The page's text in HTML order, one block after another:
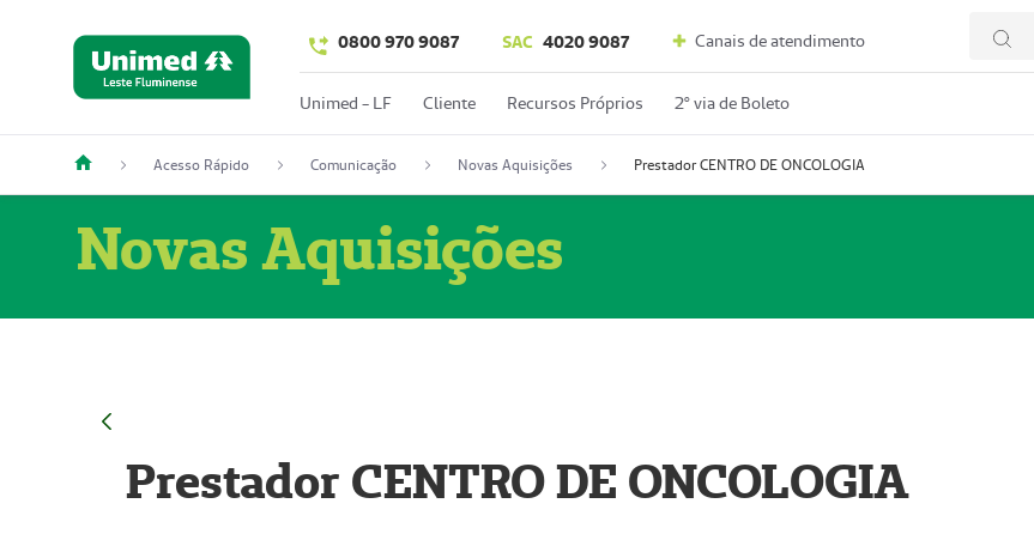
0800 970 9087 SAC 4020 9087 Canais de atendimento
Unimed - LF Cliente Recursos Próprios 2º via de Boleto
Acesso Rápido Comunicação Novas Aquisições Prestador CENTRO DE ONCOLOGIA
Novas Aquisições
Prestador CENTRO DE ONCOLOGIA